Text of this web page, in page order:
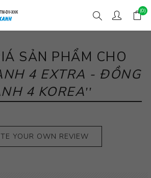
(0)
SẢN PHẨM CHO
4 EXTRA - ĐỒNG
4 KOREA
YOUR OWN REVIEW